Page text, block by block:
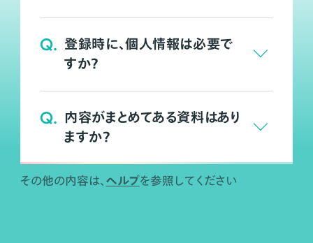
Q. 登録時に、個人情報は必要で
すか？
Q. 内容がまとめてある資料はあり
ますか？
その他の内容は、 ヘルプを参照してください